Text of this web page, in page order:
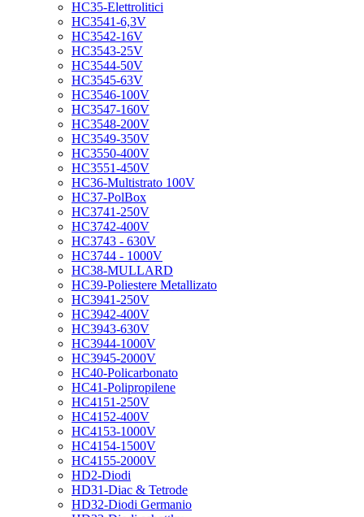
HC35-Elettrolitici
HC3541-6,3V
HC3542-16V
HC3543-25V
HC3544-50V
HC3545-63V
HC3546-100V
HC3547-160V
HC3548-200V
HC3549-350V
HC3550-400V
HC3551-450V
HC36-Multistrato 100V
HC37-PolBox
HC3741-250V
HC3742-400V
HC3743 - 630V
HC3744 - 1000V
HC38-MULLARD
HC39-Poliestere Metallizato
HC3941-250V
HC3942-400V
HC3943-630V
HC3944-1000V
HC3945-2000V
HC40-Policarbonato
HC41-Polipropilene
HC4151-250V
HC4152-400V
HC4153-1000V
HC4154-1500V
HC4155-2000V
HD2-Diodi
HD31-Diac & Tetrode
HD32-Diodi Germanio